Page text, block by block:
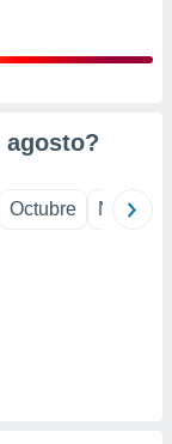
agosto?
Octubre